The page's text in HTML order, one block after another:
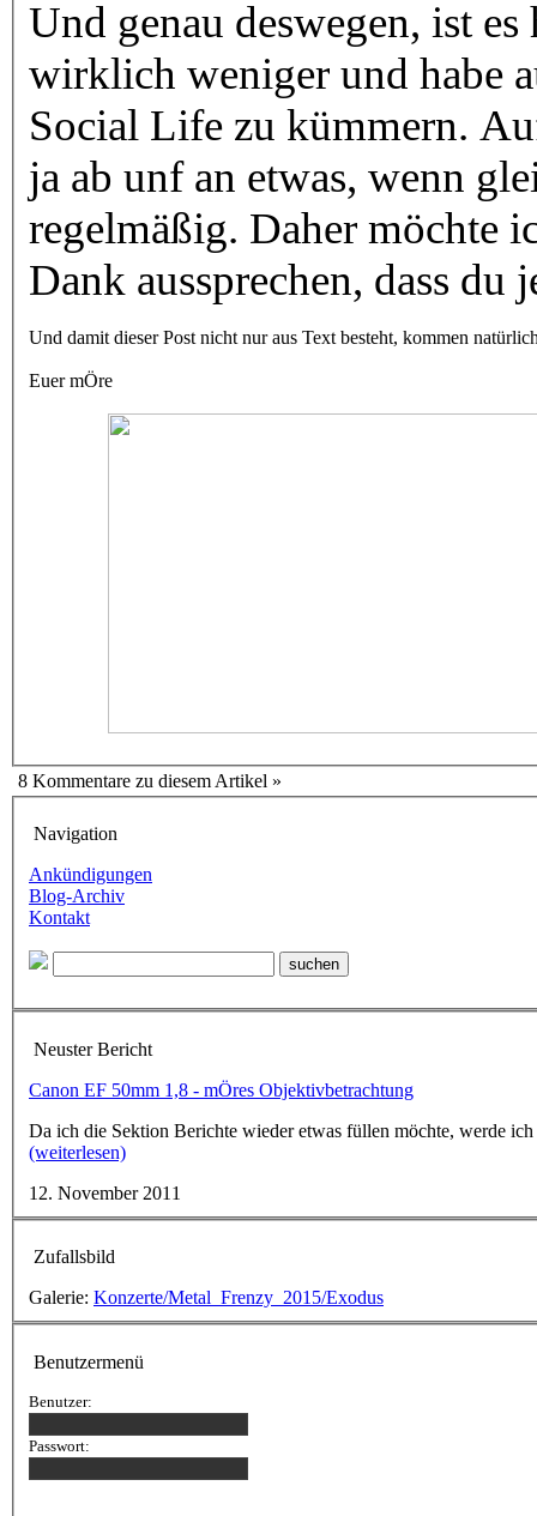
Und genau deswegen, ist
wirklich weniger und habe
Social Life zu kümmern.
ja ab unf an etwas, wenn
regelmäßig. Daher möchte
Dank aussprechen, dass
Und damit dieser Post nicht nur aus Text besteht, kommen
Euer mÖre
8 Kommentare zu diesem Artikel »
Navigation
Ankündigungen
Blog-Archiv
Kontakt
Neuster Bericht
Canon EF 50mm 1,8 - mÖres Objektivbetrachtung
Da ich die Sektion Berichte wieder etwas füllen möchte, werde
(weiterlesen)
12. November 2011
Zufallsbild
Galerie: Konzerte/Metal_Frenzy_2015/Exodus
Benutzermenü
Benutzer:
Passwort: